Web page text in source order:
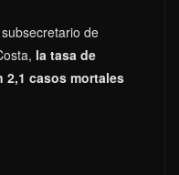
de
la tasa de
2,1 casos mortales